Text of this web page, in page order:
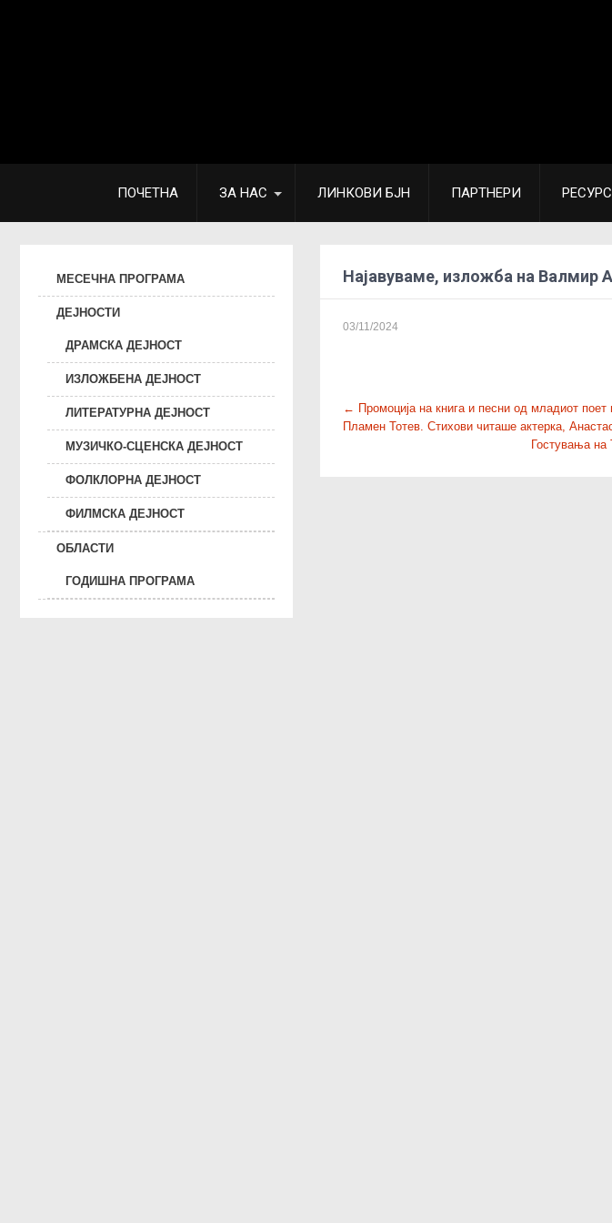
ПОЧЕТНА ЗА НАС ЛИНКОВИ БЈН ПАРТНЕРИ
МЕСЕЧНА ПРОГРАМА
ДЕЈНОСТИ
ДРАМСКА ДЕЈНОСТ
ИЗЛОЖБЕНА ДЕЈНОСТ
ЛИТЕРАТУРНА ДЕЈНОСТ
МУЗИЧКО-СЦЕНСКА ДЕЈНОСТ
ФОЛКЛОРНА ДЕЈНОСТ
ФИЛМСКА ДЕЈНОСТ
ОБЛАСТИ
ГОДИШНА ПРОГРАМА
Најавуваме, изложба на Валмир
03/11/2024
P
o
← Промоција на книга и песни од младиот
Пламен Тотев. Стихови читаше актерка,
Гостувања на